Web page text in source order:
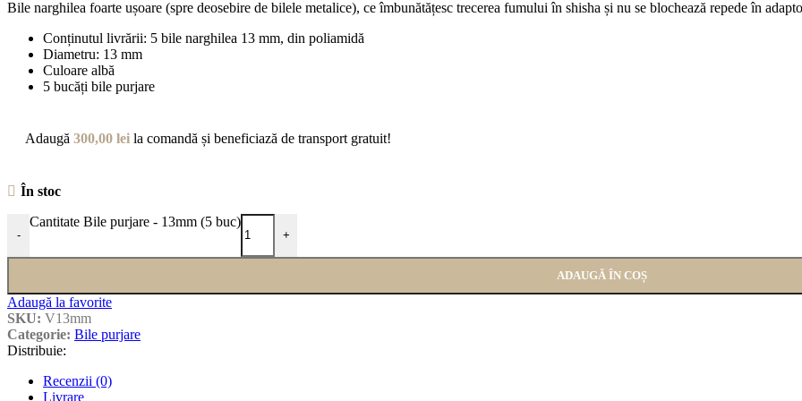
Bile narghilea foarte ușoare (spre deosebire de bilele metalice), ce îmbunătățesc trecerea fumului în shisha și nu se blochează repede în
Conținutul livrării: 5 bile narghilea 13 mm, din poliamidă
Diametru: 13 mm
Culoare albă
5 bucăți bile purjare
Adaugă 300,00 lei la comandă și beneficiază de transport gratuit!
În stoc
-
Cantitate Bile purjare - 13mm (5 buc)
+
ADAUGĂ ÎN COȘ
Adaugă la favorite
SKU: V13mm
Categorie: Bile purjare
Distribuie:
Recenzii (0)
Livrare